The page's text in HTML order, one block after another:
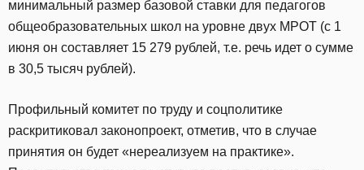
минимальный размер базовой ставки для педагогов
общеобразовательных школ на уровне двух МРОТ (с 1
июня он составляет 15 279 рублей, т.е. речь идет о сумме
в 30,5 тысяч рублей).
Профильный комитет по труду и соцполитике
раскритиковал законопроект, отметив, что в случае
принятия он будет «нереализуем на практике».